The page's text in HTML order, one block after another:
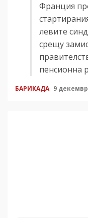
Франция
левите
срещу
пенсионна
БАРИКАДА 9